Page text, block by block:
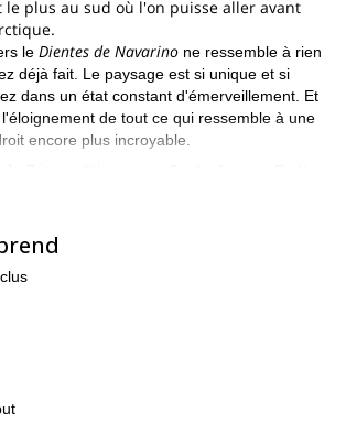
plus au sud où l'on puisse aller avant
le Dientes de Navarino ne ressemble à rien
déjà fait. Le paysage est si unique et si
dans un état constant d'émerveillement. Et
de tout ce qui ressemble à une
encore plus incroyable.
vol court, mais panoramique, vers
Cordillère Darwin
Puerto Williams
Navarino
à des dents émergeant du sol, et
constant et spectaculaire tout au long du
jour, vous verrez un certain nombre de
Quelques exemples incluent le